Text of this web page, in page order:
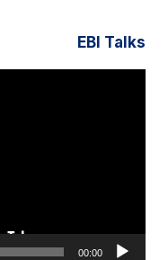
EBI Talks
00:00